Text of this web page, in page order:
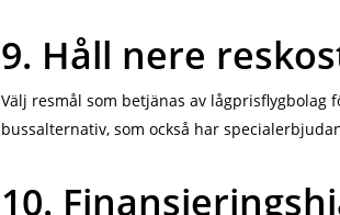
9. Håll nere
Välj resmål som betjänas av
bussalternativ, som också har
10.